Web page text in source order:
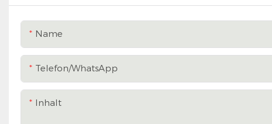
Name
Telefon/WhatsApp
Inhalt